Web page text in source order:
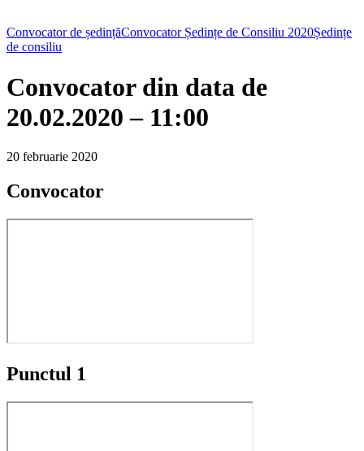
Convocator de ședințăConvocator Ședințe de Consiliu 2020Ședințe
de consiliu
Convocator din data de
20.02.2020 – 11:00
20 februarie 2020
Convocator
Punctul 1